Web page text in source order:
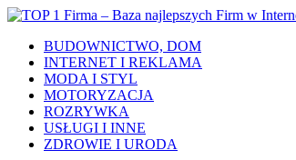
BUDOWNICTWO, DOM
INTERNET I REKLAMA
MODA I STYL
MOTORYZACJA
ROZRYWKA
USŁUGI I INNE
ZDROWIE I URODA